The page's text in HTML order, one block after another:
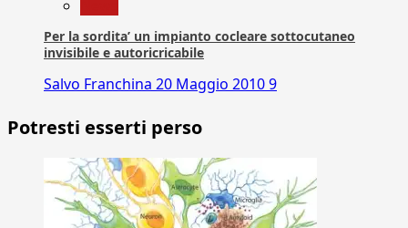
Per la sordita’ un impianto cocleare sottocutaneo
invisibile e autoricricabile
Salvo Franchina 20 Maggio 20109
Potresti esserti perso